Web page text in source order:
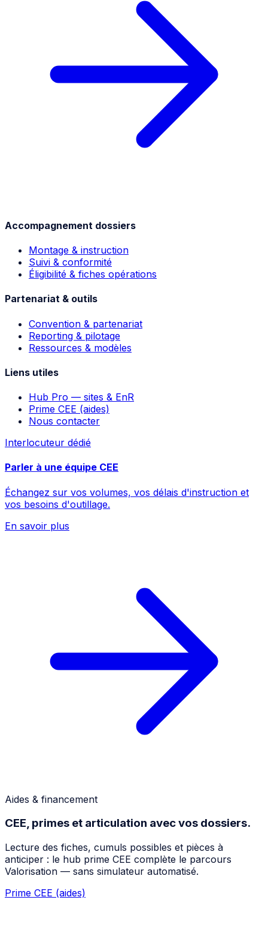
Accompagnement dossiers
Montage & instruction
Suivi & conformité
Éligibilité & fiches opérations
Partenariat & outils
Convention & partenariat
Reporting & pilotage
Ressources & modèles
Liens utiles
Hub Pro — sites & EnR
Prime CEE (aides)
Nous contacter
Interlocuteur dédié
Parler à une équipe CEE
Échangez sur vos volumes, vos délais d'instruction et
vos besoins d'outillage.
En savoir plus
Aides & financement
CEE, primes et articulation avec vos dossiers.
Lecture des fiches, cumuls possibles et pièces à
anticiper : le hub prime CEE complète le parcours
Valorisation — sans simulateur automatisé.
Prime CEE (aides)